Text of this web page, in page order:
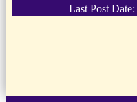
Last Post Date: